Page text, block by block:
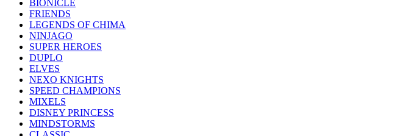
BIONICLE
FRIENDS
LEGENDS OF CHIMA
NINJAGO
SUPER HEROES
DUPLO
ELVES
NEXO KNIGHTS
SPEED CHAMPIONS
MIXELS
DISNEY PRINCESS
MINDSTORMS